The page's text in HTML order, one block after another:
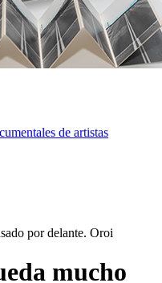
de artistas
por delante. Oroi
mucho